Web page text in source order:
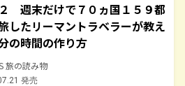
週末だけで７０ヵ国１５９都
したリーマントラベラーが教え
の時間の作り方
旅の読み物
発売